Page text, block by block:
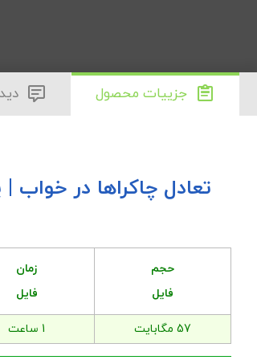
جزییات محصول
تعادل چاکراها در خواب
حجم
فایل
زمان
فایل
57 مگابایت 1 ساعت